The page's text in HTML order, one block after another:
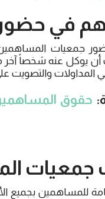
في
المساهمين
أن يوكل عنه شخصاً آخر
والتصويت
حقوق
جمعيات
للمساهمين بجميع